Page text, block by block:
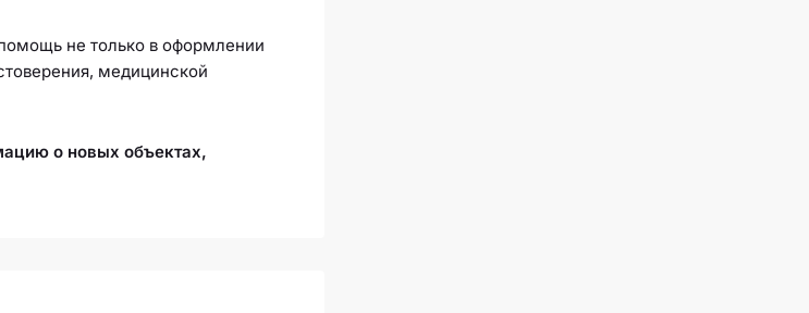
не только в оформлении
медицинской
о новых объектах,